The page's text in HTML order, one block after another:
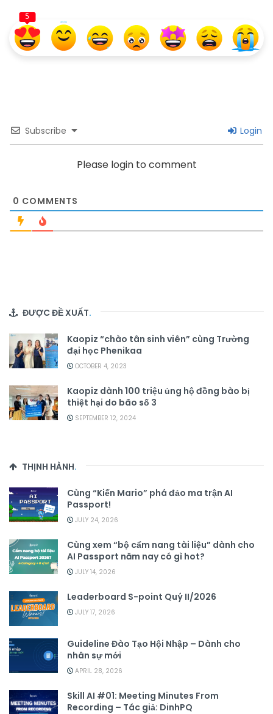
5
Subscribe Login
Please login to comment
0 COMMENTS
ĐƯỢC ĐỀ XUẤT.
Kaopiz “chào tân sinh viên” cùng Trường
đại học Phenikaa
OCTOBER 4, 2023
Kaopiz dành 100 triệu ủng hộ đồng bào bị
thiệt hại do bão số 3
SEPTEMBER 12, 2024
THỊNH HÀNH.
Cùng “Kiến Mario” phá đảo ma trận AI
Passport!
JULY 24, 2026
Cùng xem “bộ cẩm nang tài liệu” dành cho
AI Passport năm nay có gì hot?
JULY 14, 2026
Leaderboard S-point Quý II/2026
JULY 17, 2026
Guideline Đào Tạo Hội Nhập – Dành cho
nhân sự mới
APRIL 28, 2026
Skill AI #01: Meeting Minutes From
Recording – Tác giả: DinhPQ